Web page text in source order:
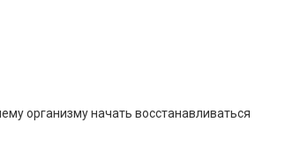
организму начать восстанавливаться